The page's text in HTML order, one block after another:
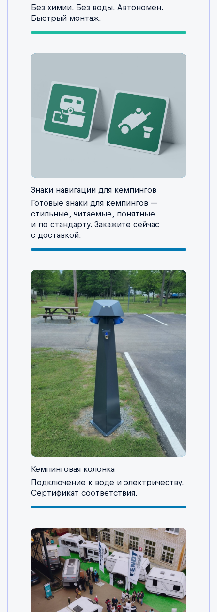
Без химии. Без воды. Автономен.
Быстрый монтаж.
Знаки навигации для кемпингов
Готовые знаки для кемпингов —
стильные, читаемые, понятные
и по стандарту. Закажите сейчас
с доставкой.
Кемпинговая колонка
Подключение к воде и электричеству.
Сертификат соответствия.